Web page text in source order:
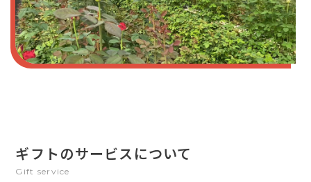
ギフトのサービスについて
Gift service